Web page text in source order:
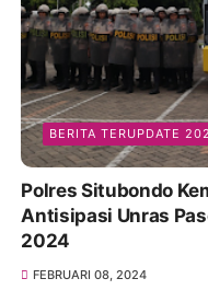
BERITA TERUPDATE
Polres Situbondo
Antisipasi Unras
2024
FEBRUARI 08, 2024